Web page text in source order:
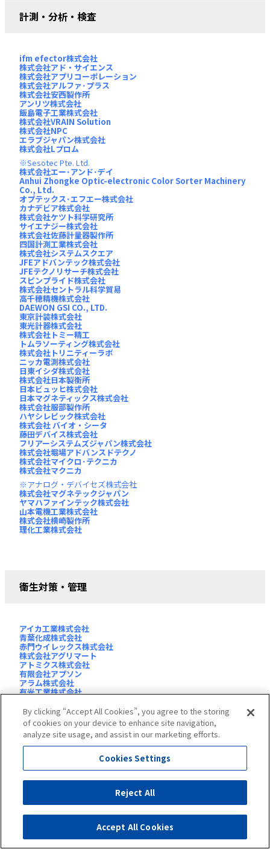
計測・分析・検査
ifm efector株式会社
株式会社アド・サイエンス
株式会社アプリコーポレーション
株式会社アルファ･プラス
株式会社安西製作所
アンリツ株式会社
飯島電子工業株式会社
株式会社VRAIN Solution
株式会社NPC
エラブジャパン株式会社
株式会社Lプロム
Sesotec Pte. Ltd.
株式会社エー･アンド･デイ
Anhui Zhongke Optic-electronic Color Sorter Machinery
Co., Ltd.
オプテックス･エフエー株式会社
カナデビア株式会社
株式会社ケツト科学研究所
サイエナジー株式会社
株式会社佐藤計量器製作所
四国計測工業株式会社
株式会社システムスクエア
JFEアドバンテック株式会社
JFEテクノリサーチ株式会社
スピンプライド株式会社
株式会社セントラル科学貿易
高千穂精機株式会社
DAEWON GSI CO., LTD.
東京計装株式会社
東光計器株式会社
株式会社トミー精工
トムラソーティング株式会社
株式会社トリニティーラボ
ニッカ電測株式会社
日東イシダ株式会社
株式会社日本製衡所
日本ビュッヒ株式会社
日本マグネティックス株式会社
株式会社服部製作所
ハヤシレピック株式会社
株式会社 バイオ・シータ
藤田デバイス株式会社
フリアーシステムズジャパン株式会社
株式会社堀場アドバンスドテクノ
株式会社マイクロ･テクニカ
株式会社マクニカ
アナログ・デバイセズ株式会社
株式会社マグネテックジャパン
ヤマハファインテック株式会社
山本電機工業株式会社
株式会社横崎製作所
理化工業株式会社
衛生対策・管理
アイカ工業株式会社
青葉化成株式会社
赤門ウイレックス株式会社
株式会社アグリマート
アトミクス株式会社
有限会社アプソン
アラム株式会社
有光工業株式会社
イカリ消毒株式会社
エイコーフィルター株式会社
株式会社エイチ・エス・ピー
株式会社エクシール
株式会社エコノス･ジャパン
日本機械商事株式会社
株式会社エムテートリマツ
エー･エム･プロダクツ株式会社
KAZEN WLD株式会社
株式会社カミナシ
株式会社キューケン
By clicking “Accept All Cookies”, you agree to the storing
of cookies on your device to enhance site navigation,
analyze site usage, and assist in our marketing efforts.
Cookies Settings
Reject All
Accept All Cookies